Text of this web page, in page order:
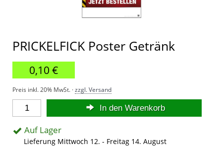
PRICKELFICK Poster Getränk
0,10 €
Preis inkl. 20% MwSt. ·zzgl. Versand
In den Warenkorb
Auf Lager
Lieferung Mittwoch 12. - Freitag 14. August